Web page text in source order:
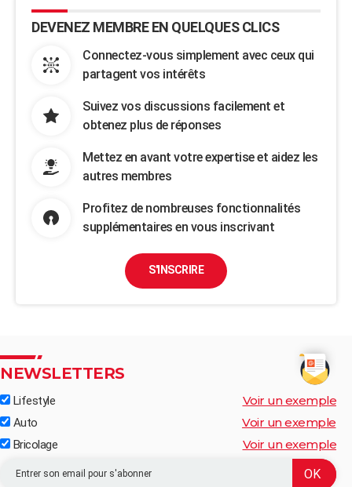
DEVENEZ MEMBRE EN QUELQUES CLICS
Connectez-vous simplement avec ceux qui
partagent vos intérêts
Suivez vos discussions facilement et
obtenez plus de réponses
Mettez en avant votre expertise et aidez les
autres membres
Profitez de nombreuses fonctionnalités
supplémentaires en vous inscrivant
S'INSCRIRE
NEWSLETTERS
Lifestyle Voir un exemple
Auto Voir un exemple
Bricolage Voir un exemple